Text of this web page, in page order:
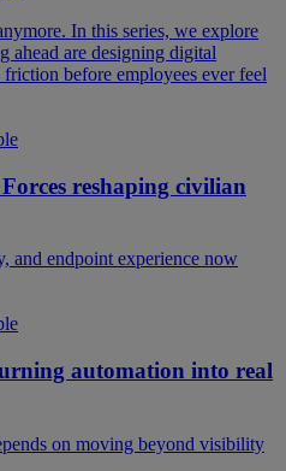
In this series, we explore
ahead are designing digital
before employees ever feel
reshaping civilian
and endpoint experience now
automation into real
on moving beyond visibility